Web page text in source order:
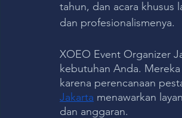
tahun, dan acara khusus
dan profesionalismenya.
XOEO Event Organizer
kebutuhan Anda.
karena perencanaan
Jakarta menawarkan
dan anggaran.